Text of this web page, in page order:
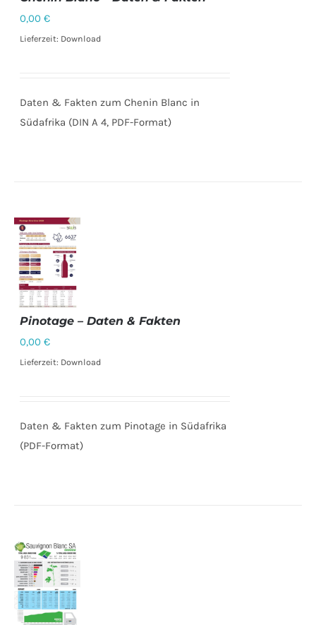
DETAILS
0,00€
Lieferzeit: Download
Daten & Fakten zum Chenin Blanc in
Südafrika (DIN A 4, PDF-Format)
DETAILS
Pinotage – Daten & Fakten
0,00€
Lieferzeit: Download
Daten & Fakten zum Pinotage in Südafrika
(PDF-Format)